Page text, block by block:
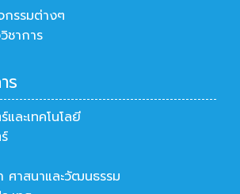
รรมต่างๆ
ชาการ
ร
ละเทคโนโลยี
ศาสนาและวัฒนธรรม